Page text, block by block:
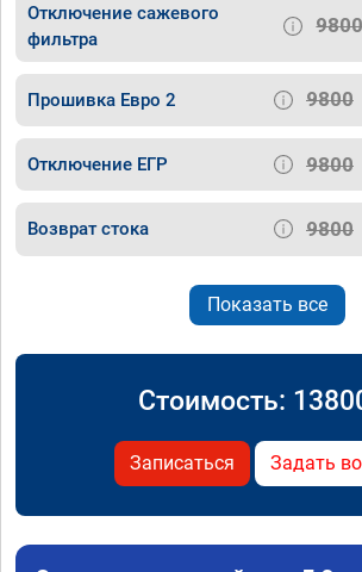
Отключение сажевого
фильтра
Прошивка Евро 2 9800
Отключение ЕГР 9800
Возврат стока 9800
Показать все
Стоимость:
Записаться Задать